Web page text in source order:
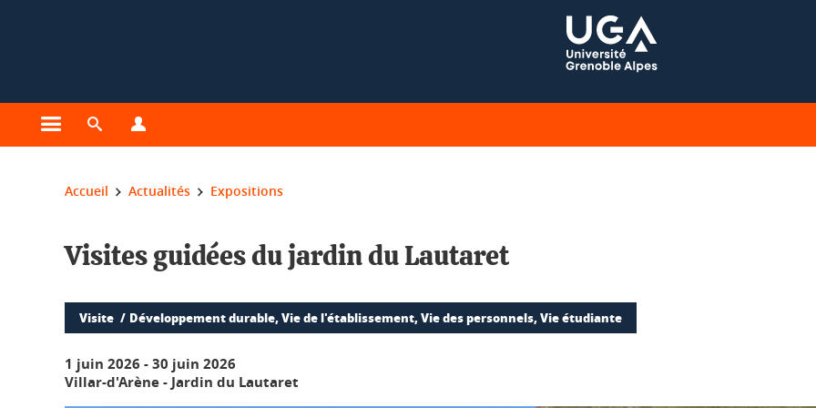
Ouvrir le menu principal
Ouvrir le moteur de recherche
Vous êtes ici :
Accueil Actualités Expositions
Visites guidées du jardin du Lautaret
Visite Développement durable, Vie de l'établissement, Vie des personnels, Vie étudiante
1 juin 2026 -30 juin 2026
Villar-d'Arène - Jardin du Lautaret